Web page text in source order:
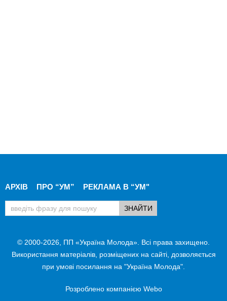
АРХІВ ПРО “УМ” РЕКЛАМА В “УМ"
© 2000-2026, ПП «Україна Молода». Всі права захищено.
Використання матеріалів, розміщених на сайті, дозволяється
при умові посилання на "Україна Молода".
Розроблено компанією Webo